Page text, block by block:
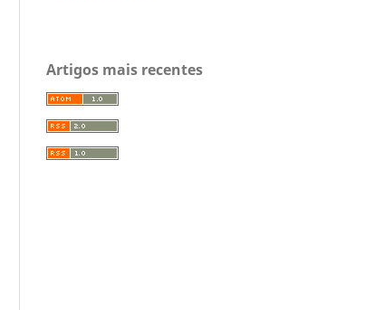
Artigos mais recentes